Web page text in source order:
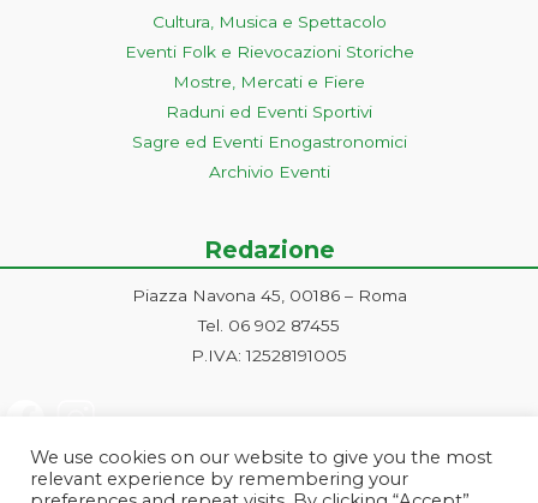
Cultura, Musica e Spettacolo
Eventi Folk e Rievocazioni Storiche
Mostre, Mercati e Fiere
Raduni ed Eventi Sportivi
Sagre ed Eventi Enogastronomici
Archivio Eventi
Redazione
Piazza Navona 45, 00186 – Roma
Tel. 06 902 87455
P.IVA: 12528191005
We use cookies on our website to give you the most
relevant experience by remembering your